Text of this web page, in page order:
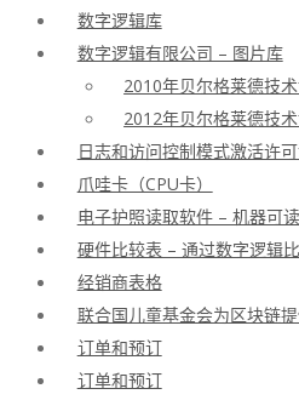
数字逻辑库
数字逻辑有限公司 – 图片库
2010年贝尔格莱德技
2012年贝尔格莱德技
日志和访问控制模式激活许
爪哇卡（CPU卡）
电子护照读取软件 – 机器可
硬件比较表 – 通过数字逻辑
经销商表格
联合国儿童基金会为区块链
订单和预订
订单和预订